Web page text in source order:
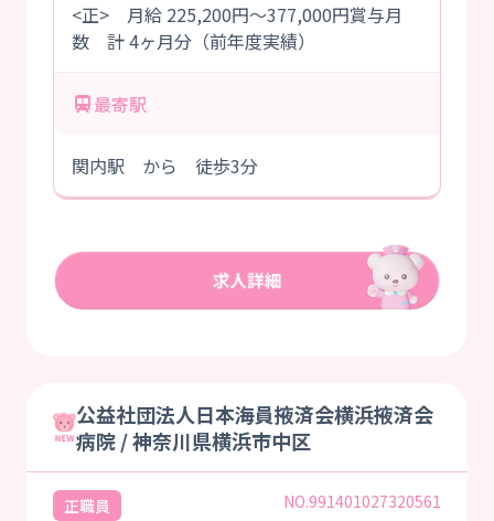
<正> 月給 225,200円～377,000円賞与月
数 計 4ヶ月分（前年度実績）
最寄駅
関内駅 から 徒歩3分
公益社団法人日本海員掖済会横浜掖済会
病院 / 神奈川県横浜市中区
正職員 NO.991401027320561